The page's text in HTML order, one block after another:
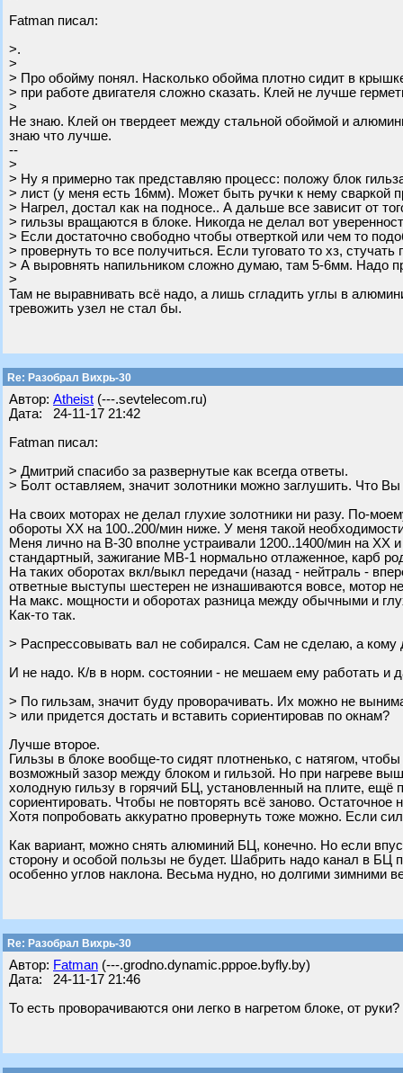
Fatman писал:
>.
>
> Про обойму понял. Насколько обойма плотно сидит в крышке
> при работе двигателя сложно сказать. Клей не лучше
>
Не знаю. Клей он твердеет между стальной обоймой и
знаю что лучше.
--
>
> Ну я примерно так представляю процесс: положу блок
> лист (у меня есть 16мм). Может быть ручки к нему сваркой
> Нагрел, достал как на подносе.. А дальше все зависит от
> гильзы вращаются в блоке. Никогда не делал вот
> Если достаточно свободно чтобы отверткой или чем то
> провернуть то все получиться. Если туговато то хз, стучать
> А выровнять напильником сложно думаю, там 5-6мм. Надо
>
Там не выравнивать всё надо, а лишь сгладить углы в
тревожить узел не стал бы.
Re: Разобрал Вихрь-30
Автор: Atheist (---.sevtelecom.ru)
Дата: 24-11-17 21:42
Fatman писал:
> Дмитрий спасибо за развернутые как всегда ответы.
> Болт оставляем, значит золотники можно заглушить. Что
На своих моторах не делал глухие золотники ни разу. По-
обороты ХХ на 100..200/мин ниже. У меня такой
Меня лично на В-30 вполне устраивали 1200..1400/мин на ХХ
стандартный, зажигание МВ-1 нормально отлаженное, карб
На таких оборотах вкл/выкл передачи (назад - нейтраль -
ответные выступы шестерен не изнашиваются вовсе, мотор
На макс. мощности и оборотах разница между обычными и
Как-то так.
> Распрессовывать вал не собирался. Сам не сделаю, а кому
И не надо. К/в в норм. состоянии - не мешаем ему работать и
> По гильзам, значит буду проворачивать. Их можно не
> или придется достать и вставить сориентировав по окнам?
Лучше второе.
Гильзы в блоке вообще-то сидят плотненько, с натягом,
возможный зазор между блоком и гильзой. Но при нагреве
холодную гильзу в горячий БЦ, установленный на плите,
сориентировать. Чтобы не повторять всё заново.
Хотя попробовать аккуратно провернуть тоже можно. Если
Как вариант, можно снять алюминий БЦ, конечно. Но если
сторону и особой пользы не будет. Шабрить надо канал в БЦ
особенно углов наклона. Весьма нудно, но долгими зимними
Re: Разобрал Вихрь-30
Автор: Fatman (---.grodno.dynamic.pppoe.byfly.by)
Дата: 24-11-17 21:46
То есть проворачиваются они легко в нагретом блоке, от руки?